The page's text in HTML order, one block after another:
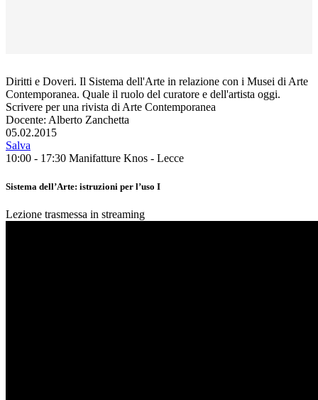
Diritti e Doveri. Il Sistema dell'Arte in relazione con i Musei di Arte
Contemporanea. Quale il ruolo del curatore e dell'artista oggi.
Scrivere per una rivista di Arte Contemporanea
Docente: Alberto Zanchetta
05.02.2015
Salva
10:00 - 17:30 Manifatture Knos - Lecce
Sistema dell’Arte: istruzioni per l’uso I
Lezione trasmessa in streaming